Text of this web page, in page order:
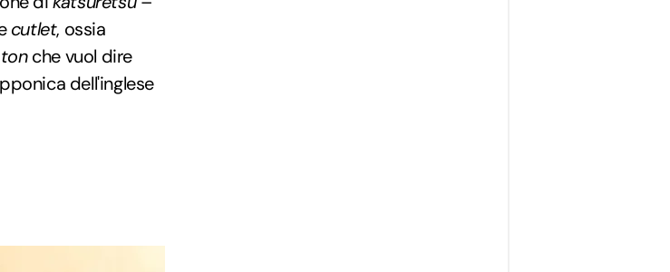
cutlet, ossia
tonche vuol dire
dell'inglese